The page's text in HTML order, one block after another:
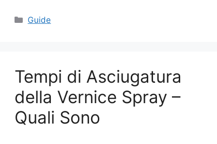
Categorie
Guide
Tempi di Asciugatura
della Vernice Spray –
Quali Sono